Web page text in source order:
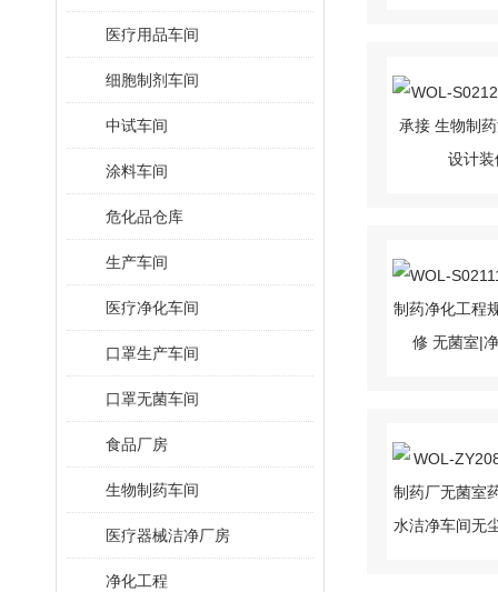
医疗用品车间
细胞制剂车间
中试车间
涂料车间
危化品仓库
生产车间
医疗净化车间
口罩生产车间
口罩无菌车间
食品厂房
生物制药车间
医疗器械洁净厂房
净化工程